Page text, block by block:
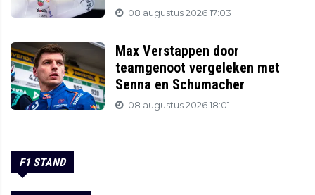
08 augustus 2026 17:03
Max Verstappen door
teamgenoot vergeleken met
Senna en Schumacher
08 augustus 2026 18:01
F1 STAND